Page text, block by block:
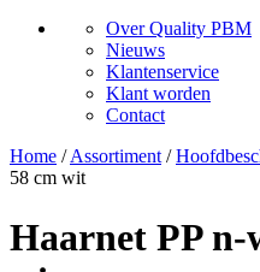
Over Quality PBM
Nieuws
Klantenservice
Klant worden
Contact
Home / Assortiment /
58 cm wit
Haarnet PP n-